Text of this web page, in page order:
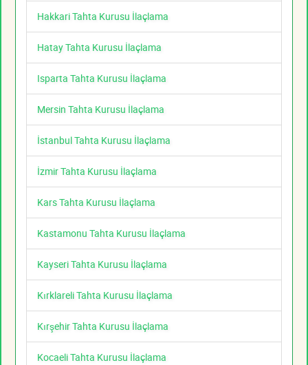
Hakkari Tahta Kurusu İlaçlama
Hatay Tahta Kurusu İlaçlama
Isparta Tahta Kurusu İlaçlama
Mersin Tahta Kurusu İlaçlama
İstanbul Tahta Kurusu İlaçlama
İzmir Tahta Kurusu İlaçlama
Kars Tahta Kurusu İlaçlama
Kastamonu Tahta Kurusu İlaçlama
Kayseri Tahta Kurusu İlaçlama
Kırklareli Tahta Kurusu İlaçlama
Kırşehir Tahta Kurusu İlaçlama
Kocaeli Tahta Kurusu İlaçlama